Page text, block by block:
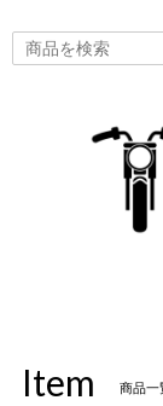
Item 商品一